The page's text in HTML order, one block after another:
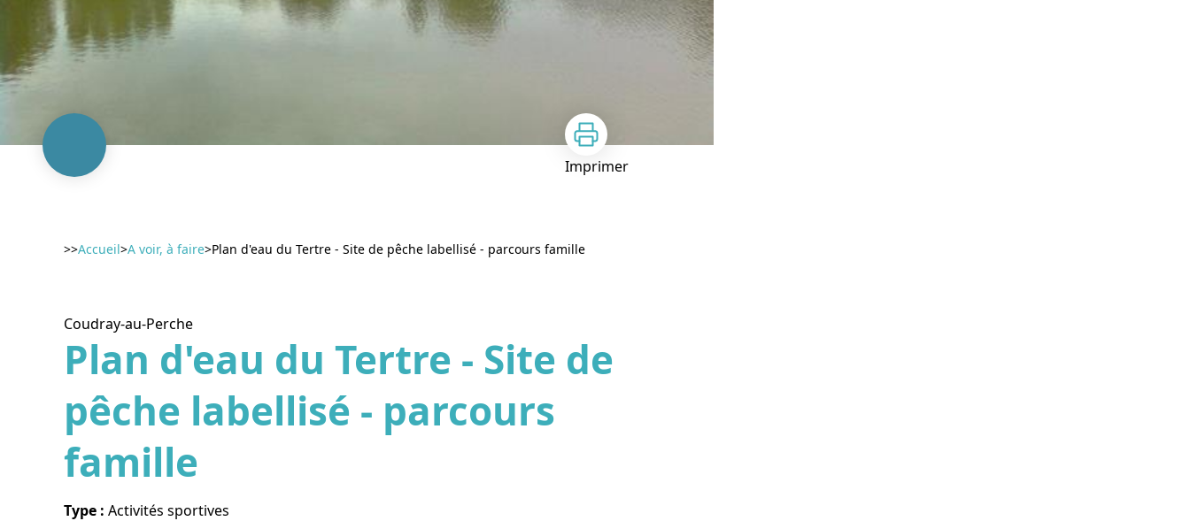
Imprimer
>>Accueil>A voir, à faire>Plan d'eau du Tertre - Site de pêche labellisé - parcours famille
Coudray-au-Perche
Plan d'eau du Tertre - Site de
pêche labellisé - parcours
famille
Type : Activités sportives